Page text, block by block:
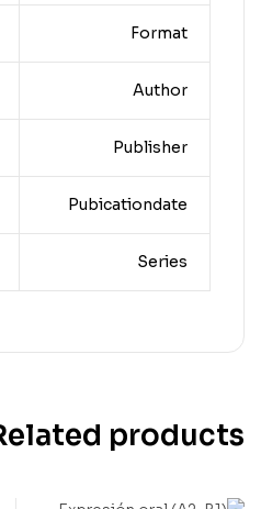
Format
Author
Publisher
Pubicationdate
Series
products